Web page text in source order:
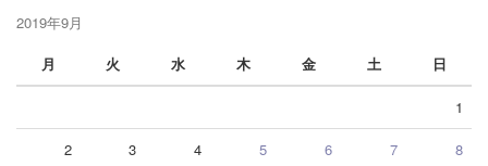
2019年9月
月
火 水 木 金 土 日
1
2 3 4 5 6 7 8